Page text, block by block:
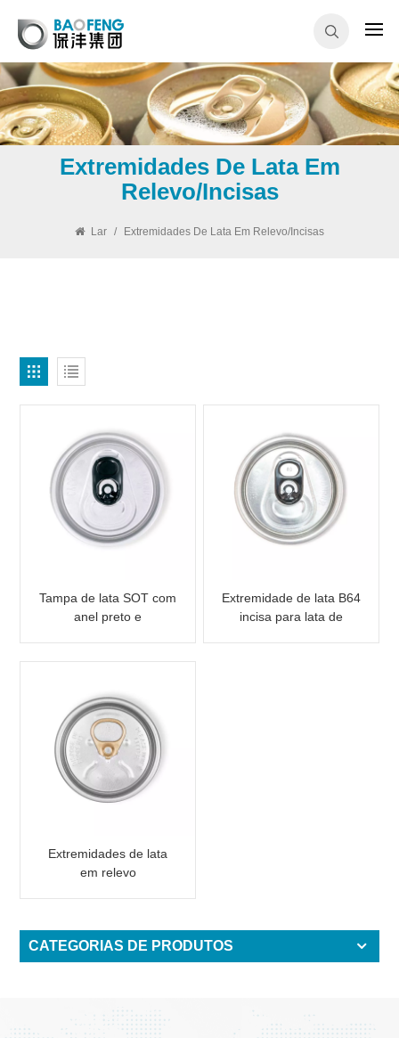
Extremidades De Lata Em
Relevo/incisas
Lar / Extremidades De Lata Em Relevo/incisas
Tampa de lata SOT com
anel preto e
Extremidade de lata B64
incisa para lata de
Extremidades de lata
em relevo
com texto
CATEGORIAS DE PRODUTOS